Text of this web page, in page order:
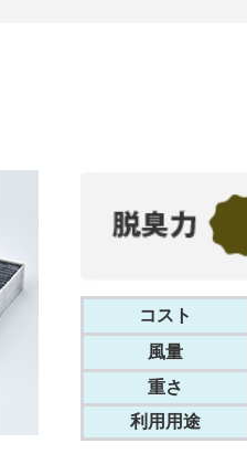
コスト
風量
重さ
利用用途